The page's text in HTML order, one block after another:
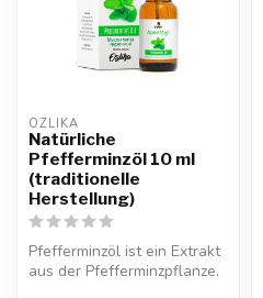
OZLIKA
Natürliche
Pfefferminzöl 10 ml
(traditionelle
Herstellung)
Pfefferminzöl ist ein Extrakt
aus der Pfefferminzpflanze.